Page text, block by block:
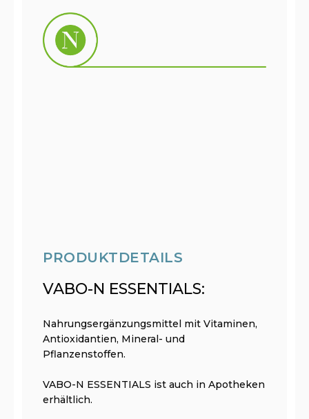
PRODUKTDETAILS
VABO-N ESSENTIALS:
Nahrungsergänzungsmittel mit Vitaminen,
Antioxidantien, Mineral- und
Pflanzenstoffen.
VABO-N ESSENTIALS ist auch in Apotheken
erhältlich.